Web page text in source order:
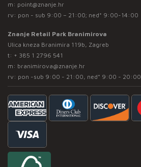
m: point@znanje.hr
rv: pon - sub 9:00 – 21:00; ned* 9:00-14:00
Znanje Retail Park Branimirova
Ulica kneza Branimira 119b, Zagreb
t: + 385 1 2796 541
m: branimirova@znanje.hr
rv: pon -sub 9:00 - 21:00, ned* 9:00 - 20:00